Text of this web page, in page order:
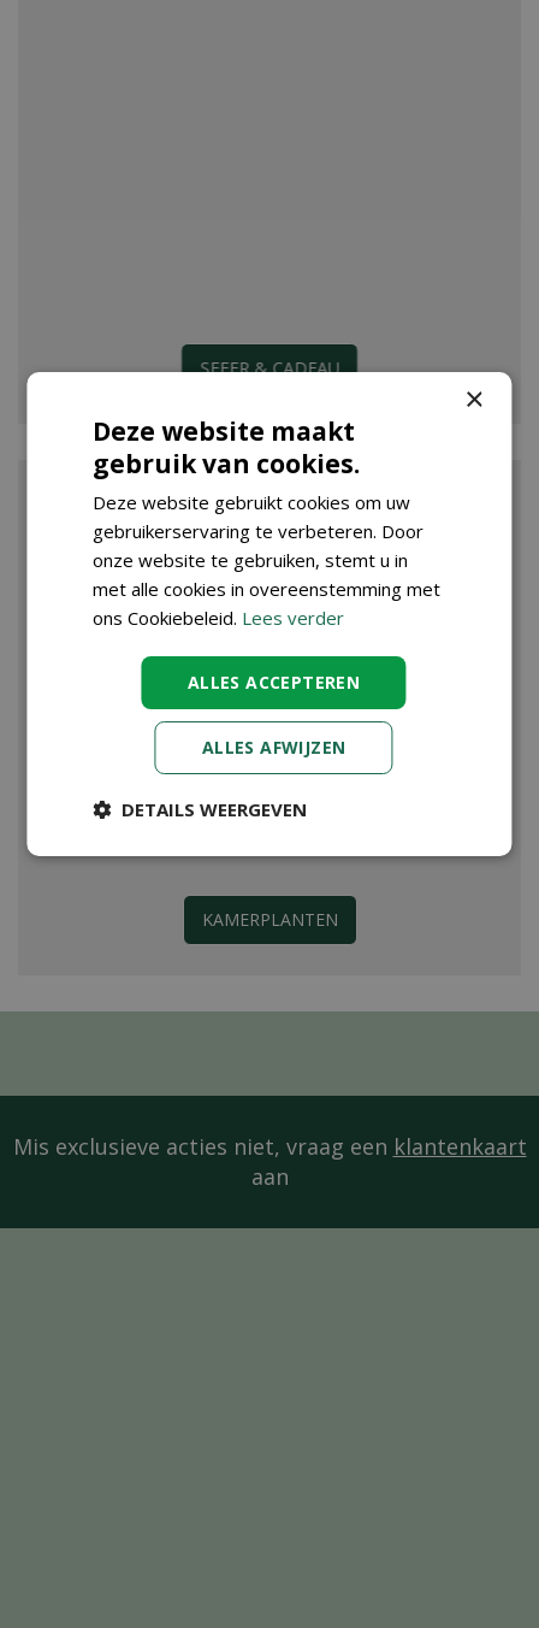
SFEER & CADEAU
KAMERPLANTEN
Mis exclusieve acties niet, vraag een klantenkaart
aan
×
Deze website maakt
gebruik van cookies.
Deze website gebruikt cookies om uw
gebruikerservaring te verbeteren. Door
onze website te gebruiken, stemt u in
met alle cookies in overeenstemming met
ons Cookiebeleid. Lees verder
ALLES ACCEPTEREN
ALLES AFWIJZEN
DETAILS WEERGEVEN